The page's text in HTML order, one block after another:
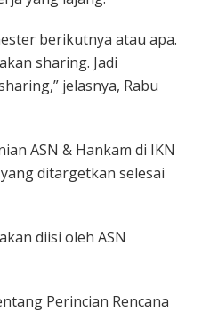
berikutnya atau apa.
sharing. Jadi
jelasnya, Rabu
ASN & Hankam di IKN
ditargetkan selesai
diisi oleh ASN
Perincian Rencana